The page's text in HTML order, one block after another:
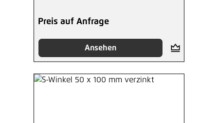
Preis auf Anfrage
Ansehen